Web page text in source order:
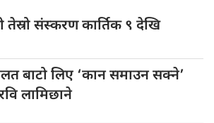
संस्करण कार्तिक ९ देखि
बाटो लिए ‘कान समाउन सक्ने’
लामिछाने